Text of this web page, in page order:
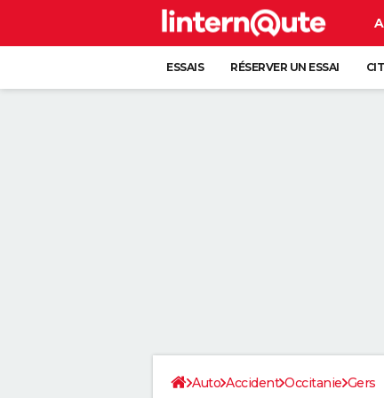
ESSAIS RÉSERVER UN ESSAI
Auto Accident Occitanie Gers